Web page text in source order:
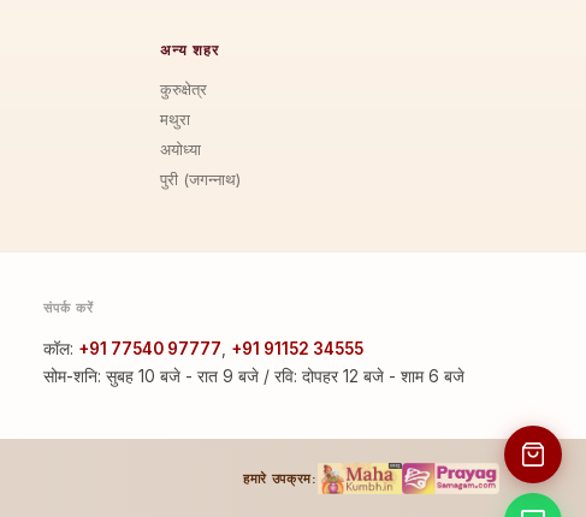
अन्य शहर
कुरुक्षेत्र
मथुरा
अयोध्या
पुरी (जगन्नाथ)
संपर्क करें
कॉल: +91 77540 97777
+91 91152 34555
सोम-शनि: सुबह 10 बजे - रात 9 बजे / रवि: दोपहर 12 बजे - शाम 6 बजे
हमारे उपक्रम: